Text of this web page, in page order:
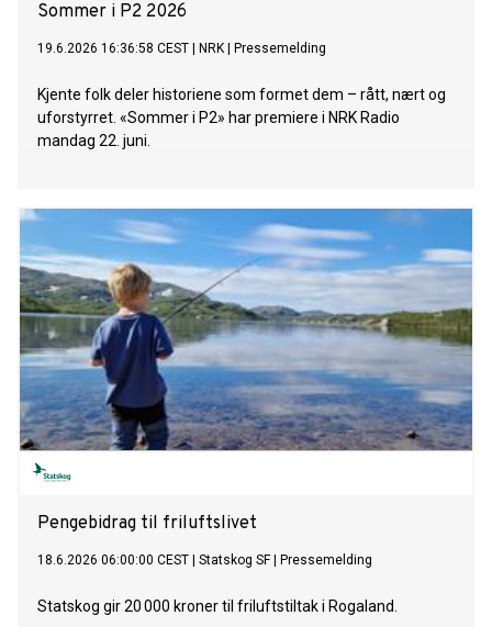
Sommer i P2 2026
19.6.2026 16:36:58 CEST NRK Pressemelding
Kjente folk deler historiene som formet dem – rått, nært og
uforstyrret. «Sommer i P2» har premiere i NRK Radio
mandag 22. juni.
Pengebidrag til friluftslivet
18.6.2026 06:00:00 CEST Statskog SF| Pressemelding
Statskog gir 20 000 kroner til friluftstiltak i Rogaland.